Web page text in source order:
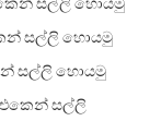
සල්ලි හොයමු
සල්ලි හොයමු
එකෙන් සල්ලි